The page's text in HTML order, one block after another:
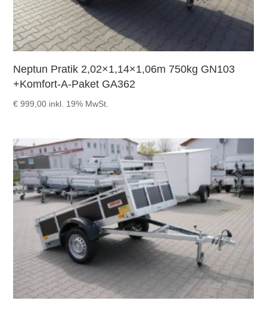
Neptun Pratik 2,02×1,14×1,06m 750kg GN103
+Komfort-A-Paket GA362
€ 999,00 inkl. 19% MwSt.